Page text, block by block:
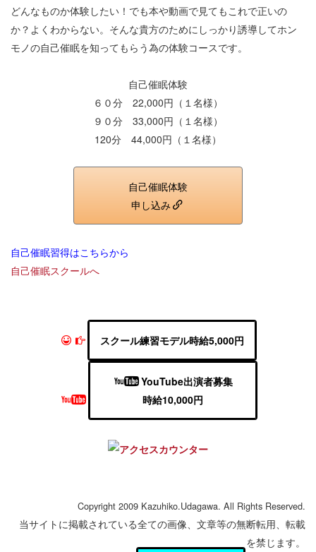
どんなものか体験したい！でも本や動画で見てもこれで正いの
か？よくわからない。そんな貴方のためにしっかり誘導してホン
モノの自己催眠を知ってもらう為の体験コースです。
自己催眠体験
６０分 22,000円（１名様）
９０分 33,000円（１名様）
120分 44,000円（１名様）
自己催眠体験
申し込み
自己催眠習得はこちらから
自己催眠スクールへ
スクール練習モデル時給5,000円
YouTube出演者募集
時給10,000円
Copyright 2009 Kazuhiko.Udagawa. All Rights Reserved.
当サイトに掲載されている全ての画像、文章等の無断転用、転載
を禁じます。